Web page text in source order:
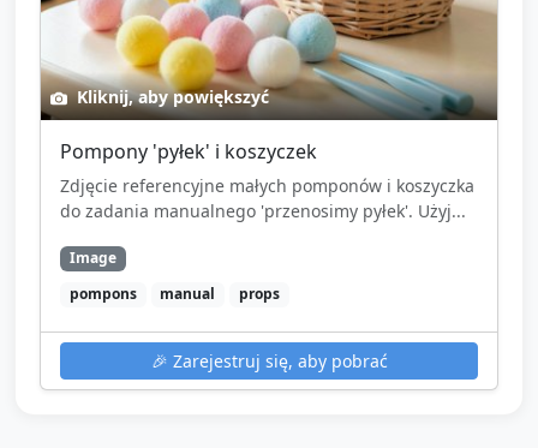
Kliknij, aby powiększyć
Pompony 'pyłek' i koszyczek
Zdjęcie referencyjne małych pomponów i koszyczka
do zadania manualnego 'przenosimy pyłek'. Użyj...
Image
pompons
manual props
🎉 Zarejestruj się, aby pobrać